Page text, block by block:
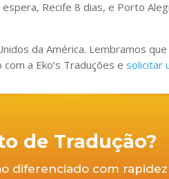
Recife 8 dias, e Porto
da América. Lembramos
a Eko’s Traduções e solicitar
de Tradução?
diferenciado com rapidez